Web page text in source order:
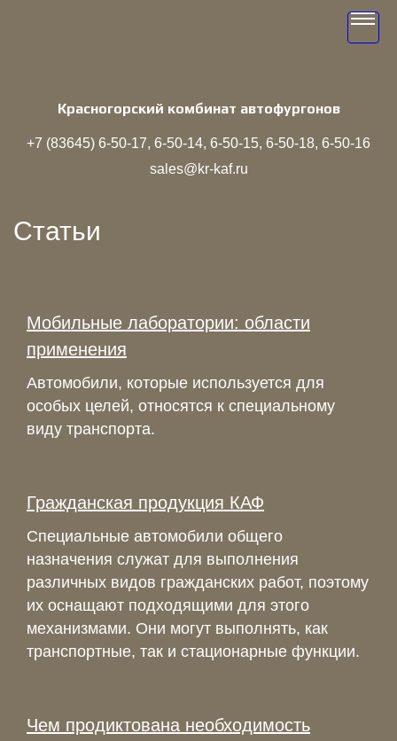
Красногорский комбинат автофургонов
+7 (83645) 6‑50‑17 6‑50‑14 6‑50‑15 6‑50‑18 6‑50‑16
sales@kr-kaf.ru
Toggle
Статьи
Мобильные лаборатории: области
применения
Автомобили, которые используется для
особых целей, относятся к специальному
виду транспорта.
Гражданская продукция КАФ
Специальные автомобили общего
назначения служат для выполнения
различных видов гражданских работ, поэтому
их оснащают подходящими для этого
механизмами. Они могут выполнять, как
транспортные, так и стационарные функции.
Чем продиктована необходимость